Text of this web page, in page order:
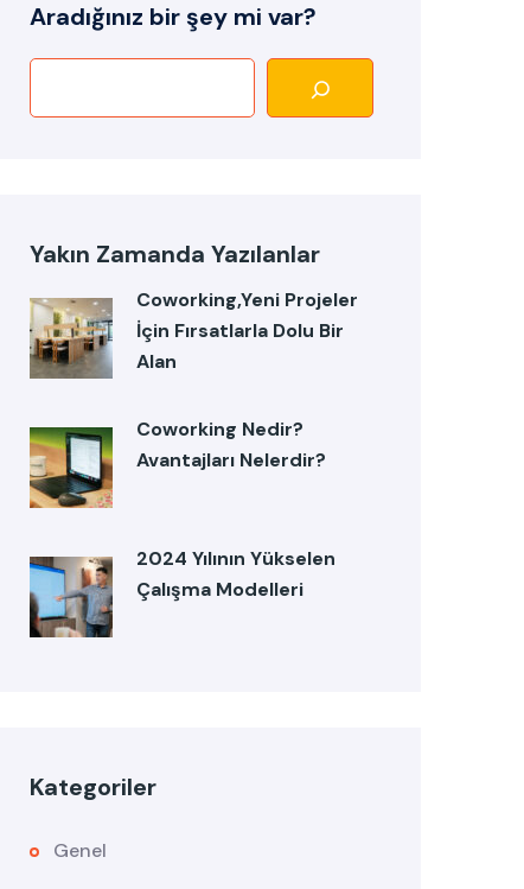
Aradığınız bir şey mi var?
Yakın Zamanda Yazılanlar
Coworking,Yeni Projeler
İçin Fırsatlarla Dolu Bir
Alan
Coworking Nedir?
Avantajları Nelerdir?
2024 Yılının Yükselen
Çalışma Modelleri
Kategoriler
Genel